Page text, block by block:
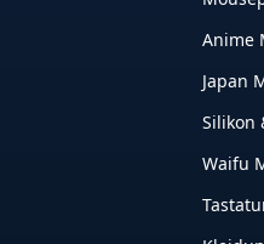
Anime
Japan
Silikon
Waifu